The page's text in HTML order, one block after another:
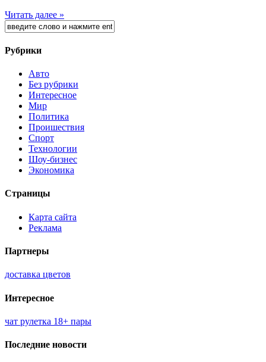
Читать далее »
Рубрики
Авто
Без рубрики
Интересное
Мир
Политика
Проишествия
Спорт
Технологии
Шоу-бизнес
Экономика
Страницы
Карта сайта
Реклама
Партнеры
доставка цветов
Интересное
чат рулетка 18+ пары
Последние новости